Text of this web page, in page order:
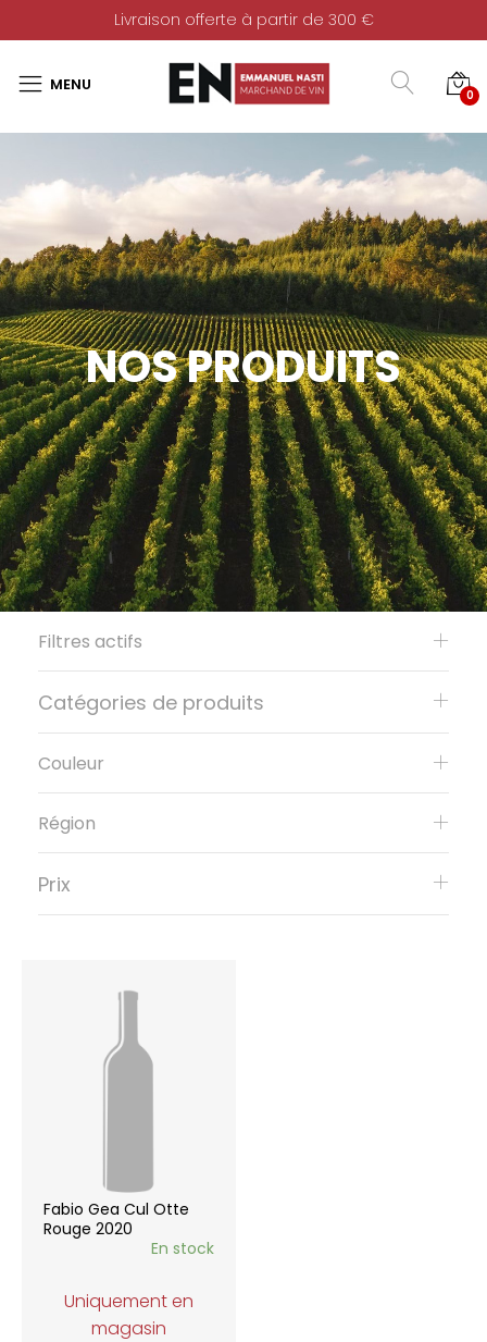
Livraison offerte à partir de 300 €
0
NOS PRODUITS
Fabio Gea Cul Otte
Rouge 2020
En stock
Uniquement en
magasin
Filtres actifs
Catégories de produits
Couleur
Région
Prix